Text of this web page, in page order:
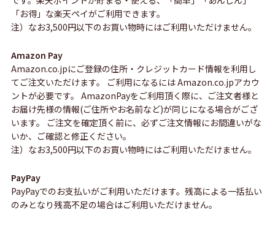
「お得」な楽天ペイがご利用できます。
注）なお3,500円以下のお買い物時にはご利用いただけません。
Amazon Pay
Amazon.co.jpにご登録の住所・クレジットカード情報を利用し
てご注文いただけます。 ご利用になるには Amazon.co.jpアカウ
ントが必要です。 AmazonPayをご利用頂く際に、ご注文者様と
お届け先様の情報(ご住所やお名前など)が同じになる場合がござ
います。 ご注文を確定頂く前に、必ずご注文情報にお間違いがな
いか、ご確認と修正ください。
注）なお3,500円以下のお買い物時にはご利用いただけません。
PayPay
PayPayでのお支払いがご利用いただけます。残高による一括払い
のみとなり残高不足の場合はご利用いただけません。